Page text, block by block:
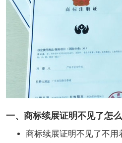
一、商标续展证明不见了怎
商标续展证明不见了不